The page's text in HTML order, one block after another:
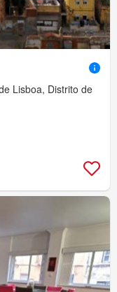
Lisboa, Distrito de